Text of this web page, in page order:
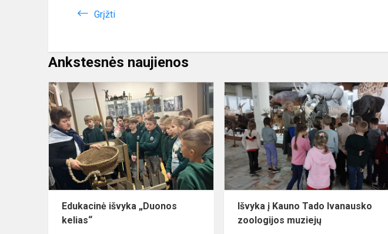
Grįžti
Ankstesnės naujienos
Edukacinė
išvyka
„Duonos
kelias“
Edukacinė išvyka „Duonos
kelias“
Išvyka į Kauno Tado Ivanausko
zoologijos muziejų